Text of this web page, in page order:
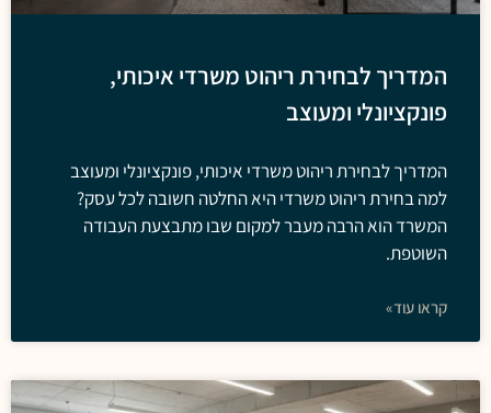
המדריך לבחירת ריהוט משרדי איכותי,
פונקציונלי ומעוצב
המדריך לבחירת ריהוט משרדי איכותי, פונקציונלי ומעוצב
למה בחירת ריהוט משרדי היא החלטה חשובה לכל עסק?
המשרד הוא הרבה מעבר למקום שבו מתבצעת העבודה
השוטפת.
קראו עוד»